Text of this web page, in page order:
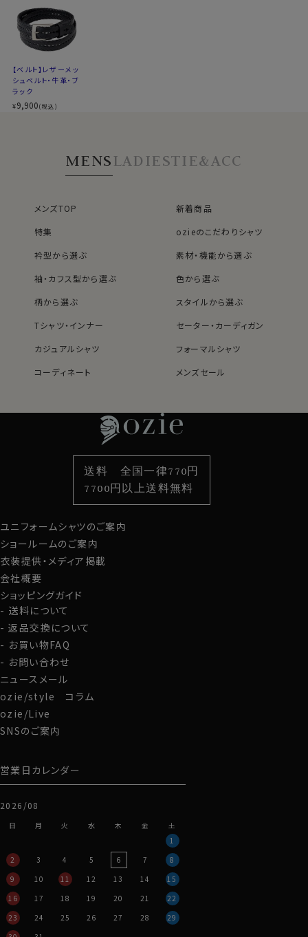
生産国
※スポット商品につき再入荷はございません。
※製品の特性上、長さや色合いに多少の差があります
色焼け、水濡れなどによるシミにご注意下さい
■ベルトの切り方はこちら⇒
■革ベルトのお手入れ方法はこちら⇒
【ベルト】レザーメッ
シュベルト・牛革・ブ
ラック
¥9,900(税込)
MENSLADIESTIE&ACC
メンズTOP
新着商品
特集
ozieのこだわりシャツ
衿型から選ぶ
素材・機能から選ぶ
袖・カフス型から選ぶ
色から選ぶ
柄から選ぶ
スタイルから選ぶ
Tシャツ・インナー
セーター・カーディガン
カジュアルシャツ
フォーマルシャツ
コーディネート
メンズセール
袖・カフス型から選ぶ
色から選ぶ
柄から選ぶ
スタイルから選ぶ
カジュアルシャツ
定番シャツ
カフスボタン
サスペンダー
財布・名刺入れ
バッグ
ストール・マフラー
グローブ
ユニフォームシャツのご案内
ショールームのご案内
衣装提供・メディア掲載
会社概要
ショッピングガイド
送料について
返品交換について
お買い物FAQ
お問い合わせ
ニュースメール
ozie/style コラム
ozie/Live
SNSのご案内
営業日カレンダー
2026/08
日 月 火 水 木 金
土
1
2
3 4 5 6 7
8
9
10 11 12 13 14
15
16
17 18 19 20 21
22
23
24 25 26 27 28
29
送料 全国一律770円
7700円以上送料無料